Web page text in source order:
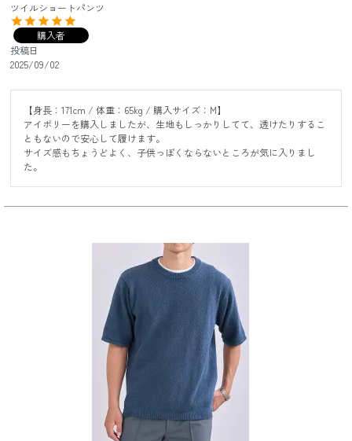
ツイルショートパンツ
購入者
投稿日
2025/09/02
【身長：171cm / 体重：65kg / 購入サイズ：M】
アイボリーを購入しましたが、生地もしっかりしてて、透けたりするこ
ともないので安心して履けます。
サイズ感もちょうどよく、子供っぽくならないところが気に入りまし
た。